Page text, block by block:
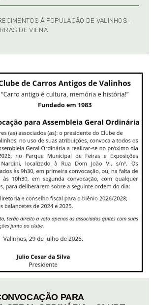
À POPULAÇÃO DE VALINHOS –
DE VIENA
PARA